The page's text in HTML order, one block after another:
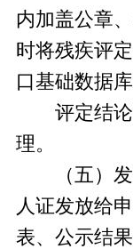
内加盖公章
时将残疾评
口基础数据库
评定结论
理。
（五）发
人证发放给
表、公示结